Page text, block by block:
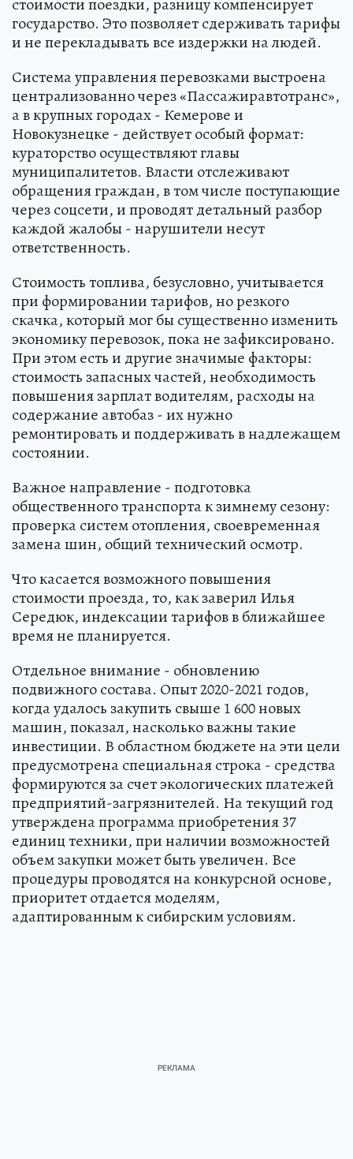
государство. Это позволяет сдерживать тарифы
и не перекладывать все издержки на людей.
Система управления перевозками выстроена
централизованно через «Пассажиравтотранс»,
а в крупных городах - Кемерове и
Новокузнецке - действует особый формат:
кураторство осуществляют главы
муниципалитетов. Власти отслеживают
обращения граждан, в том числе поступающие
через соцсети, и проводят детальный разбор
каждой жалобы - нарушители несут
ответственность.
Стоимость топлива, безусловно, учитывается
при формировании тарифов, но резкого
скачка, который мог бы существенно изменить
экономику перевозок, пока не зафиксировано.
При этом есть и другие значимые факторы:
стоимость запасных частей, необходимость
повышения зарплат водителям, расходы на
содержание автобаз - их нужно
ремонтировать и поддерживать в надлежащем
состоянии.
Важное направление - подготовка
общественного транспорта к зимнему сезону:
проверка систем отопления, своевременная
замена шин, общий технический осмотр.
Что касается возможного повышения
стоимости проезда, то, как заверил Илья
Середюк, индексации тарифов в ближайшее
время не планируется.
Отдельное внимание - обновлению
подвижного состава. Опыт 2020-2021 годов,
когда удалось закупить свыше 1 600 новых
машин, показал, насколько важны такие
инвестиции. В областном бюджете на эти цели
предусмотрена специальная строка - средства
формируются за счет экологических платежей
предприятий-загрязнителей. На текущий год
утверждена программа приобретения 37
единиц техники, при наличии возможностей
объем закупки может быть увеличен. Все
процедуры проводятся на конкурсной основе,
приоритет отдается моделям,
адаптированным к сибирским условиям.